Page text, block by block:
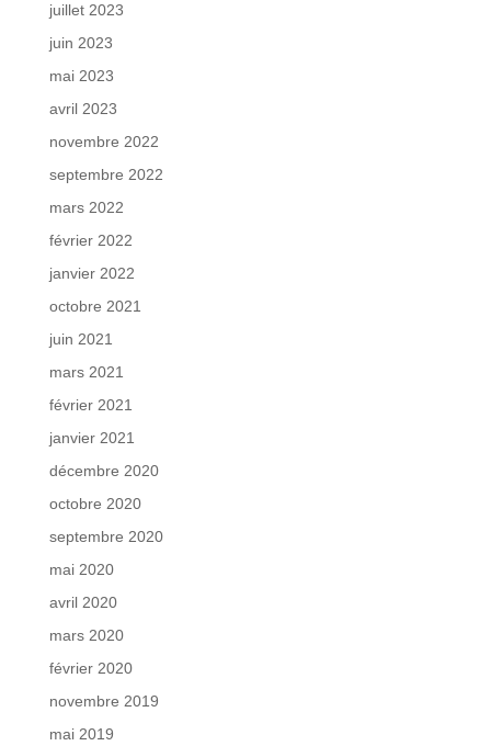
juillet 2023
juin 2023
mai 2023
avril 2023
novembre 2022
septembre 2022
mars 2022
février 2022
janvier 2022
octobre 2021
juin 2021
mars 2021
février 2021
janvier 2021
décembre 2020
octobre 2020
septembre 2020
mai 2020
avril 2020
mars 2020
février 2020
novembre 2019
mai 2019